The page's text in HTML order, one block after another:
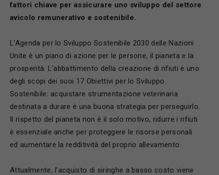
fattori chiave per assicurare uno sviluppo del settore
avicolo remunerativo e sostenibile.
L’Agenda per lo Sviluppo Sostenibile 2030 delle Nazioni
Unite è un piano di azione per le persone, il pianeta e la
prosperità. L’abbattimento della creazione di rifiuti è uno
degli scopi dei suoi 17 Obiettivi per lo Sviluppo
Sostenibile: acquistare strumentazione veterinaria
destinata a durare è una buona strategia per perseguirlo.
Il rispetto del pianeta non è il solo motivo, ridurre i rifiuti
è essenziale anche per proteggere le risorse personali
ed aumentare la redditività del proprio allevamento.
Attualmente, l’acquisto di siringhe a basso costo viene